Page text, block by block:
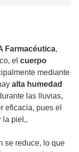
Farmacéutica,
el cuerpo
mediante
alta humedad
las lluvias,
eficacia, pues el
la piel,.
se reduce, lo que